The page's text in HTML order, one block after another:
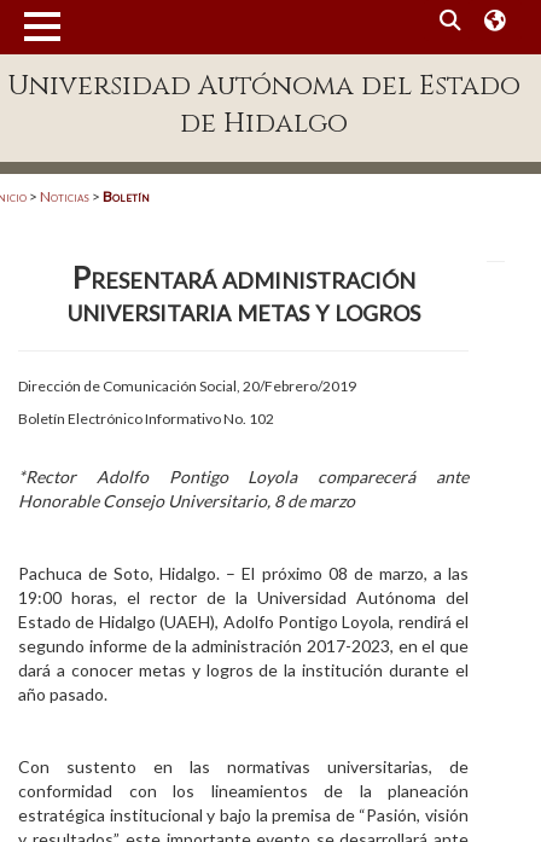
Enlaces
Patronato
Publicaciones en línea
Acreditación Internacional
Alumnado
Personal
Alumni
Visitantes
Universidad Autónoma del Estado
de Hidalgo
> Noticias > Boletín
Presentará administración
universitaria metas y logros
Dirección de Comunicación Social, 20/Febrero/2019
Boletín Electrónico Informativo No. 102
*Rector Adolfo Pontigo Loyola comparecerá ante
Honorable Consejo Universitario, 8 de marzo
Pachuca de Soto, Hidalgo. – El próximo 08 de marzo, a las
19:00 horas, el rector de la Universidad Autónoma del
Estado de Hidalgo (UAEH), Adolfo Pontigo Loyola, rendirá el
segundo informe de la administración 2017-2023, en el que
dará a conocer metas y logros de la institución durante el
año pasado.
Con sustento en las normativas universitarias, de
conformidad con los lineamientos de la planeación
estratégica institucional y bajo la premisa de “Pasión, visión